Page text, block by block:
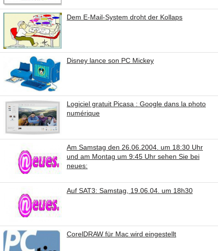
Dem E-Mail-System droht der Kollaps
Disney lance son PC Mickey
Logiciel gratuit Picasa : Google dans la photo
numérique
Am Samstag den 26.06.2004. um 18:30 Uhr
und am Montag um 9:45 Uhr sehen Sie bei
neues:
Auf SAT3: Samstag, 19.06.04. um 18h30
CorelDRAW für Mac wird eingestellt